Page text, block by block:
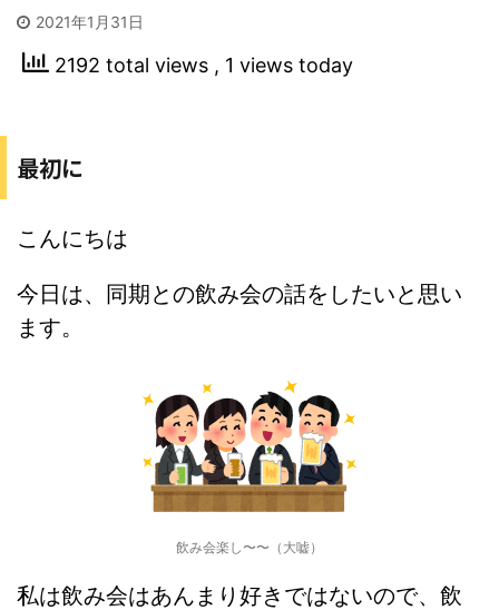
2021年1月31日
2192 total views , 1 views today
最初に
こんにちは
今日は、同期との飲み会の話をしたいと思い
ます。
飲み会楽し〜〜（大嘘）
私は飲み会はあんまり好きではないので、飲